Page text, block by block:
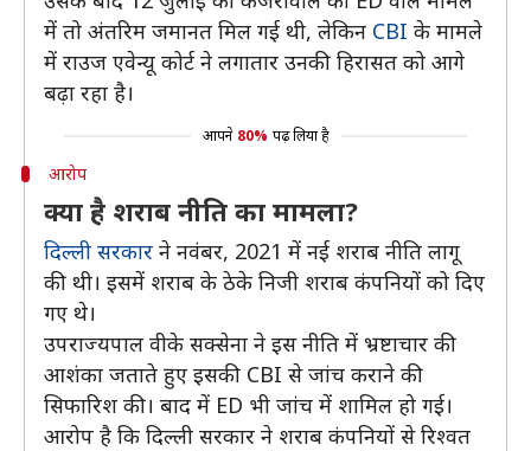
में तो अंतरिम जमानत मिल गई थी, लेकिन CBI के मामले
में राउज एवेन्यू कोर्ट ने लगातार उनकी हिरासत को आगे
बढ़ा रहा है।
आपने 80% पढ़ लिया है
आरोप
क्या है शराब नीति का मामला?
दिल्ली सरकार ने नवंबर, 2021 में नई शराब नीति लागू
की थी। इसमें शराब के ठेके निजी शराब कंपनियों को दिए
गए थे।
उपराज्यपाल वीके सक्सेना ने इस नीति में भ्रष्टाचार की
आशंका जताते हुए इसकी CBI से जांच कराने की
सिफारिश की। बाद में ED भी जांच में शामिल हो गई।
आरोप है कि दिल्ली सरकार ने शराब कंपनियों से रिश्वत